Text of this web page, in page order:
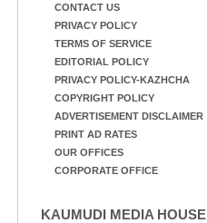
CONTACT US
PRIVACY POLICY
TERMS OF SERVICE
EDITORIAL POLICY
PRIVACY POLICY-KAZHCHA
COPYRIGHT POLICY
ADVERTISEMENT DISCLAIMER
PRINT AD RATES
OUR OFFICES
CORPORATE OFFICE
KAUMUDI MEDIA HOUSE